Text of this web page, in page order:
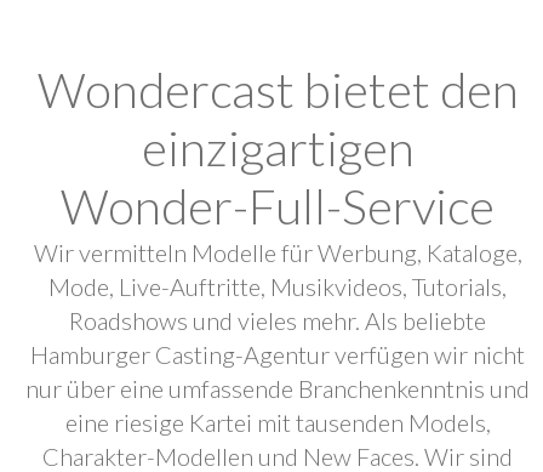
Wondercast bietet den
einzigartigen
Wonder-Full-Service
Wir vermitteln Modelle für Werbung, Kataloge,
Mode, Live-Auftritte, Musikvideos, Tutorials,
Roadshows und vieles mehr. Als beliebte
Hamburger Casting-Agentur verfügen wir nicht
nur über eine umfassende Branchenkenntnis und
eine riesige Kartei mit tausenden Models,
Charakter-Modellen und New Faces. Wir sind